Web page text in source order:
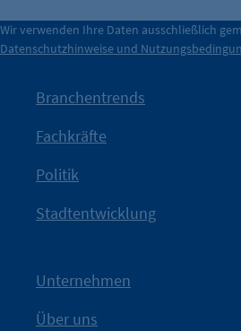
IHK Berlin. Offizieller Unterstützer der
Nach einer
Kampagne der IHK Berlin in die
IHK?“wurde bewusst Neugier
mit Haltung.
Die Unternehmer stehen
der Berliner Wirtschaft.
Wir verwenden Ihre Daten ausschließlich
Datenschutzhinweise und
Branchentrends
Fachkräfte
Politik
Stadtentwicklung
Unternehmen
Über uns